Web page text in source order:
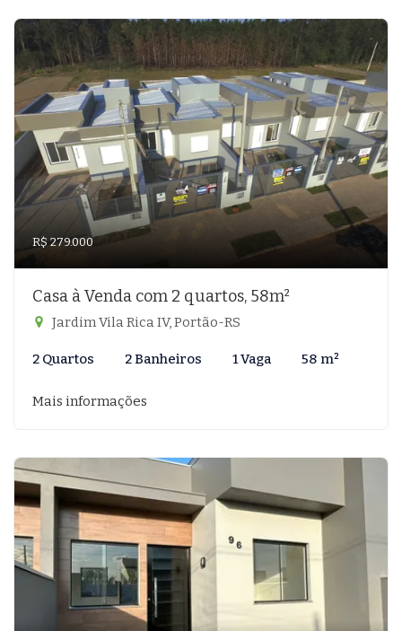
R$ 279.000
Casa à Venda com 2 quartos, 58m²
Jardim Vila Rica IV, Portão-RS
2 Quartos 2 Banheiros 1 Vaga 58 m²
Mais informações